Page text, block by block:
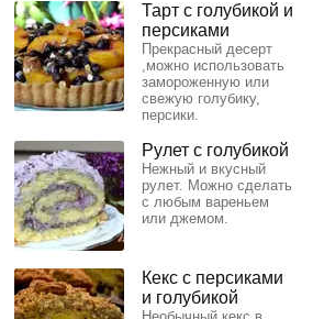
Тарт с голубикой и
персиками
Прекрасный десерт
,можно использовать
замороженную или
свежую голубику,
персики.
Рулет с голубикой
Нежный и вкусный
рулет. Можно сделать
с любым вареньем
или джемом.
Кекс с персиками
и голубикой